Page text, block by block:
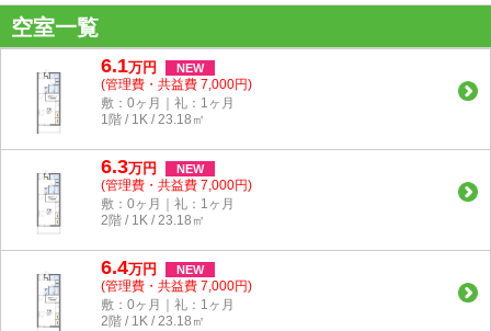
空室一覧
6.1万円 NEW
(管理費・共益費 7,000円)
敷：0ヶ月｜礼：1ヶ月
1階 / 1K / 23.18㎡
6.3万円 NEW
(管理費・共益費 7,000円)
敷：0ヶ月｜礼：1ヶ月
2階 / 1K / 23.18㎡
6.4万円 NEW
(管理費・共益費 7,000円)
敷：0ヶ月｜礼：1ヶ月
2階 / 1K / 23.18㎡